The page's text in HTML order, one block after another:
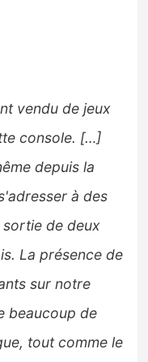
vendu de jeux
console. […]
depuis la
à des
de deux
La présence de
sur notre
beaucoup de
tout comme le